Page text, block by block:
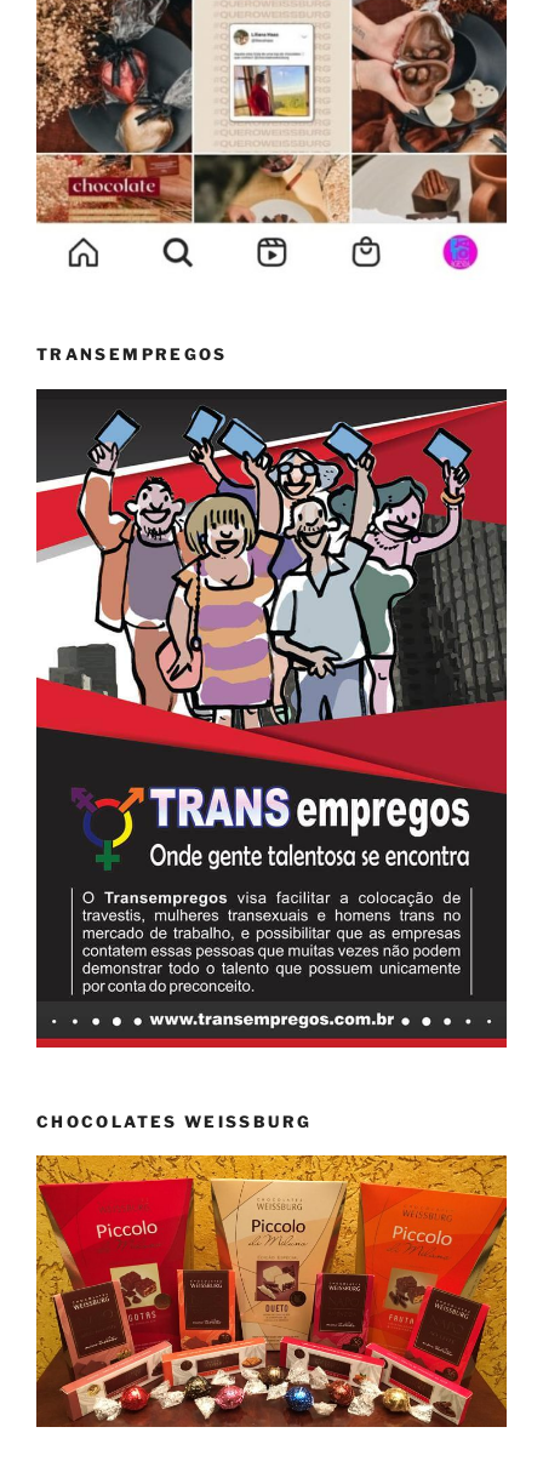
TRANSEMPREGOS
CHOCOLATES WEISSBURG